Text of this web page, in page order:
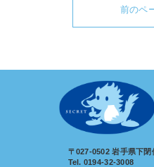
前のペ
〒027-0502 岩手県下閉
Tel. 0194-32-3008